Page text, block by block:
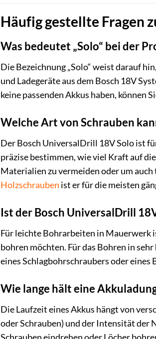
Häufig gestellte Fragen
Was bedeutet „Solo“ bei der
Die Bezeichnung „Solo“ weist darauf
und Ladegeräte aus dem Bosch 18V
keine passenden Akkus haben, können
Welche Art von Schrauben
Der Bosch UniversalDrill 18V Solo ist
präzise bestimmen, wie viel Kraft auf
Materialien zu vermeiden oder um
Holzschrauben ist er für die meisten
Ist der Bosch UniversalDrill
Für leichte Bohrarbeiten in Mauerwerk
bohren möchten. Für das Bohren in
eines Schlagbohrschraubers oder
Wie lange hält eine
Die Laufzeit eines Akkus hängt von
oder Schrauben) und der Intensität der